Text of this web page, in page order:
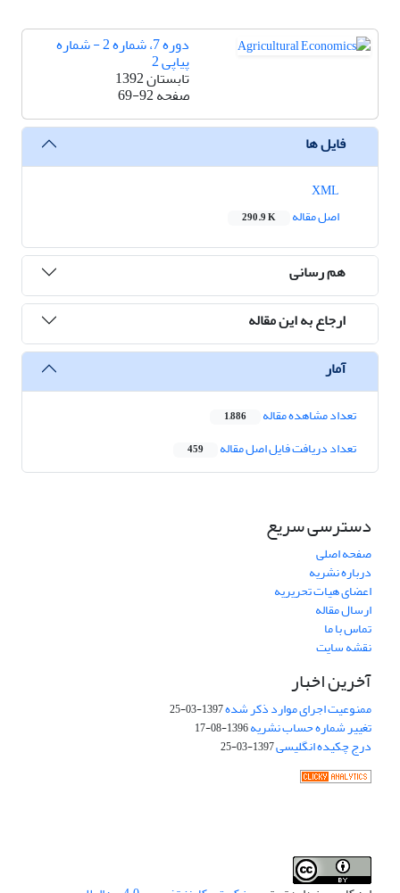
دوره 7، شماره 2 - شماره
پیاپی 2
تابستان 1392
صفحه69-92
فایل ها
اصل مقاله
290.9 K
هم رسانی
ارجاع به این مقاله
آمار
تعداد مشاهده مقاله 1,886
تعداد دریافت فایل اصل مقاله 459
دسترسی سریع
صفحه اصلی
درباره نشریه
اعضای هیات تحریریه
ارسال مقاله
تماس با ما
نقشه سایت
آخرین اخبار
ممنوعیت اجرای موارد ذکر شده1397-03-25
تغییر شماره حساب نشریه1396-08-17
درج چکیده انگلیسی1397-03-25